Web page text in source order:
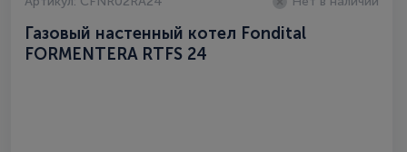
Газовый настенный котел Fondital
FORMENTERA RTFS 24